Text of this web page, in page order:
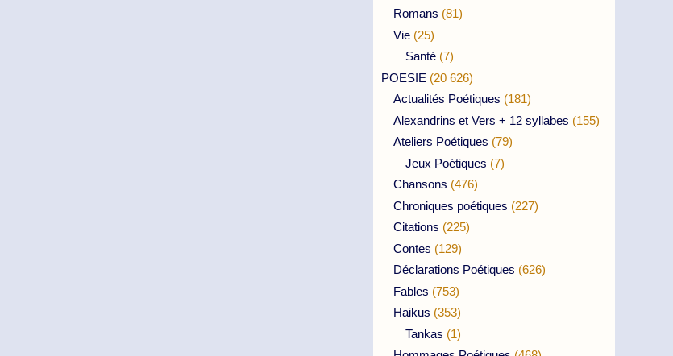
Romans (81)
Vie (25)
Santé (7)
POESIE (20 626)
Actualités Poétiques (181)
Alexandrins et Vers + 12 syllabes (155)
Ateliers Poétiques (79)
Jeux Poétiques (7)
Chansons (476)
Chroniques poétiques (227)
Citations (225)
Contes (129)
Déclarations Poétiques (626)
Fables (753)
Haikus (353)
Tankas (1)